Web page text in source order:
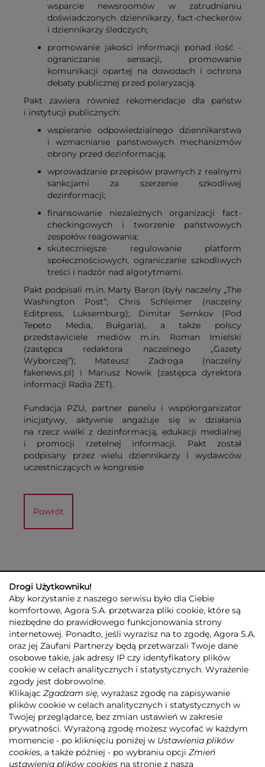
wsparcie newsroomów w zatrudnianiu
doświadczonych dziennikarzy, fact-checkerów
i dziennikarzy śledczych;
promowanie jakości informacji ponad ilość -
ograniczanie sensacji, promowanie
komunikacji opartej na dowodach i ochrona
debaty publicznej przed polaryzacją.
Pakt zawiera również rekomendacje dla państw
i instytucji publicznych:
wspieranie odpowiedzialnego dziennikarstwa
i wzmacnianie państwowych mechanizmów
obrony przed dezinformacją;
wprowadzanie przepisów prawnych z realnymi
sankcjami za szerzenie szkodliwej
dezinformacji;
finansowanie niezależnych organizacji fact-
checkingowych i tworzenie państwowych
zespołów reagowania;
skuteczniejsze regulowanie platform
społecznościowych, ograniczanie szkodliwych
treści i nadzór nad algorytmami.
Pakt podpisali m.in. Marty Baron (były naczelny „The
Washington Post”; Chris Schleimer (naczelny
Editpress, Luksemburg); Dimitar Semkov (Pod
Tepeto Media, Bułgaria), a także polscy
przedstawiciele mediów m.in. Roman Imielski
(zastępca redaktora naczelnego „Gazety
Wyborczej”); Mateusz Zadroga (naczelny
fakenews.pl) i Mariusz Nowik (zastępca dyrektora
informacji Radia ZET).
Fundacja PZU, partner panelu i współorganizator
inicjatywy, aktywnie angażuje się w działania
na rzecz walki z dezinformacją, edukacji medialnej
i promocji rzetelnej informacji. Pakt został
podpisany przez wielu dziennikarzy i wydawców
uczestniczących w kongresie
Powrót
GRUPA AGORA DLA INWESTORÓW DLA MEDIÓW
REKLAMA
ESG
KONTAKT
© 2026 Copyright AGORA SA
POLITYKA PRYWATNOŚCI AGORA S.A.
POLITYKA PRYWATNOŚCI SERWISU AGORA.PL
POLITYKA TRANSPARENTNOŚCI
ZASTRZEŻENIE PRAWNOAUTORSKIE
INFORMACJE O USŁUGACH MEDIALNYCH
MAPA SERWISU RSS
Drogi Użytkowniku!
Aby korzystanie z naszego serwisu było dla Ciebie
komfortowe, Agora S.A. przetwarza pliki cookie, które są
niezbędne do prawidłowego funkcjonowania strony
internetowej. Ponadto, jeśli wyrazisz na to zgodę, Agora S.A.
oraz jej Zaufani Partnerzy będą przetwarzali Twoje dane
osobowe takie, jak adresy IP czy identyfikatory plików
cookie w celach analitycznych i statystycznych. Wyrażenie
zgody jest dobrowolne.
Klikając Zgadzam się, wyrażasz zgodę na zapisywanie
plików cookie w celach analitycznych i statystycznych w
Twojej przeglądarce, bez zmian ustawień w zakresie
prywatności. Wyrażoną zgodę możesz wycofać w każdym
momencie - po kliknięciu poniżej w Ustawienia plików
cookies, a także później - po wybraniu opcji Zmień
ustawienia plików cookies na stronie z naszą